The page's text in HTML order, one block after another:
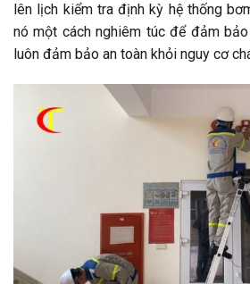
lên lịch kiểm tra định kỳ hệ thống
nó một cách nghiêm túc để đảm
luôn đảm bảo an toàn khỏi nguy cơ